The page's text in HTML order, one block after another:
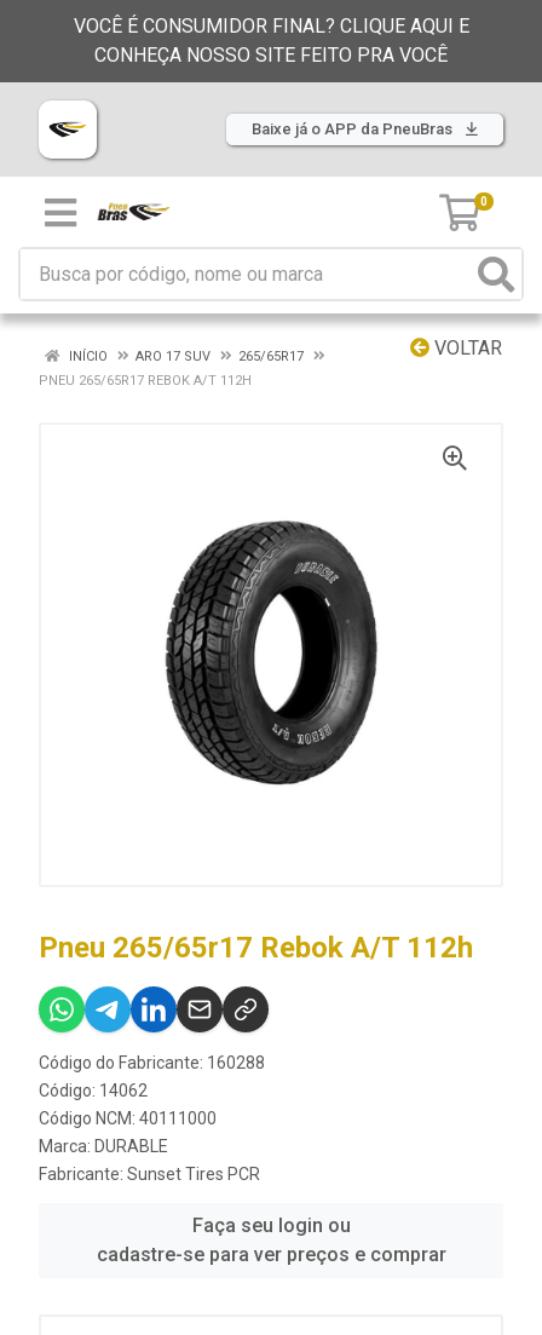
VOCÊ É CONSUMIDOR FINAL? CLIQUE AQUI E
CONHEÇA NOSSO SITE FEITO PRA VOCÊ
Baixe já o APP da PneuBras
0
VOLTAR
INÍCIO ARO 17 SUV
265/65R17
PNEU 265/65R17 REBOK A/T 112H
Pneu 265/65r17 Rebok A/T 112h
Código do Fabricante: 160288
Código: 14062
Código NCM: 40111000
Marca: DURABLE
Fabricante: Sunset Tires PCR
Faça seu login ou
cadastre-se para ver preços e comprar